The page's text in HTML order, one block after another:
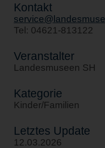
Kontakt
Tel: 04621-813122
Veranstalter
Landesmuseen SH
Kategorie
Kinder/Familien
Letztes Update
12.03.2026